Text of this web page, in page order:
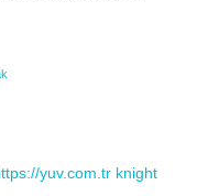
yuv.com.tr knight